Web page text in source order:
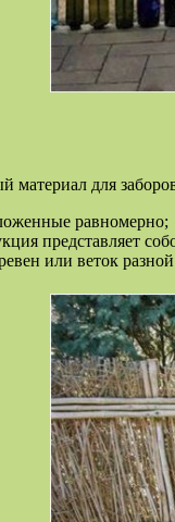
для
равномерно;
представляет
или веток